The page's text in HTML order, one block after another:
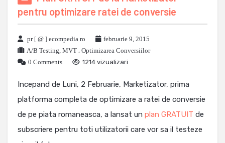
pentru optimizare ratei de conversie
pr [ @ ] ecompedia ro
februarie 9, 2015
A/B Testing, MVT , Optimizarea Conversiilor
0 Comments
1214 vizualizari
Incepand de Luni, 2 Februarie, Marketizator, prima
platforma completa de optimizare a ratei de conversie
de pe piata romaneasca, a lansat un plan GRATUIT de
subscriere pentru toti utilizatorii care vor sa il testeze